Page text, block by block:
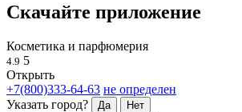
Скачайте приложение
Косметика и парфюмерия
4.9 5
Открыть
+7(800)333-64-63 не определен
Указать город?
Да Нет